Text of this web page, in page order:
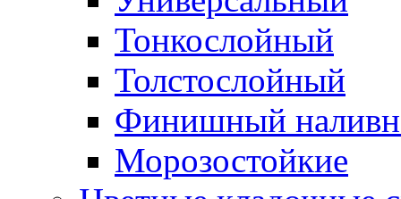
Тонкослойный
Толстослойный
Финишный
Морозостойкие